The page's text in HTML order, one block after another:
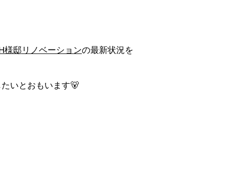
様邸 リノベーションの最新状況を
いとおもいます🐻